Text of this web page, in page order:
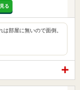
る
部屋に無いので面倒。